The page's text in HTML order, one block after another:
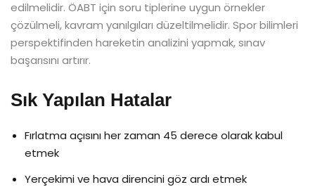
edilmelidir. ÖABT için soru tiplerine uygun örnekler
çözülmeli, kavram yanılgıları düzeltilmelidir. Spor bilimleri
perspektifinden hareketin analizini yapmak, sınav
başarısını artırır.
Sık Yapılan Hatalar
Fırlatma açısını her zaman 45 derece olarak kabul
etmek
Yerçekimi ve hava direncini göz ardı etmek